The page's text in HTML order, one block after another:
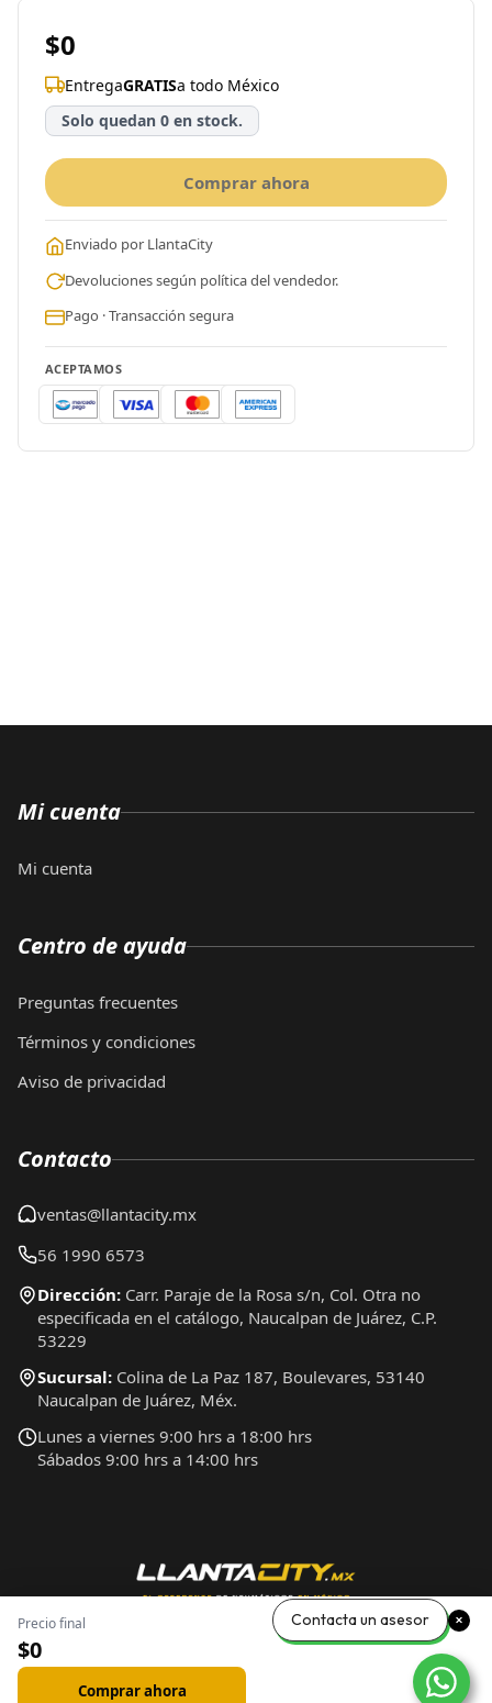
$0
EntregaGRATISa todo México
Solo quedan 0 en stock.
Comprar ahora
Enviado por LlantaCity
Devoluciones según política del vendedor.
Pago · Transacción segura
ACEPTAMOS
Precio final
$0
Comprar ahora
Mi cuenta
Mi cuenta
Centro de ayuda
Preguntas frecuentes
Términos y condiciones
Aviso de privacidad
Contacto
ventas@llantacity.mx
56 1990 6573
Dirección: Carr. Paraje de la Rosa s/n, Col. Otra no
especificada en el catálogo, Naucalpan de Juárez, C.P.
53229
Sucursal: Colina de La Paz 187, Boulevares, 53140
Naucalpan de Juárez, Méx.
Lunes a viernes 9:00 hrs a 18:00 hrs
Sábados 9:00 hrs a 14:00 hrs
Contacta un asesor